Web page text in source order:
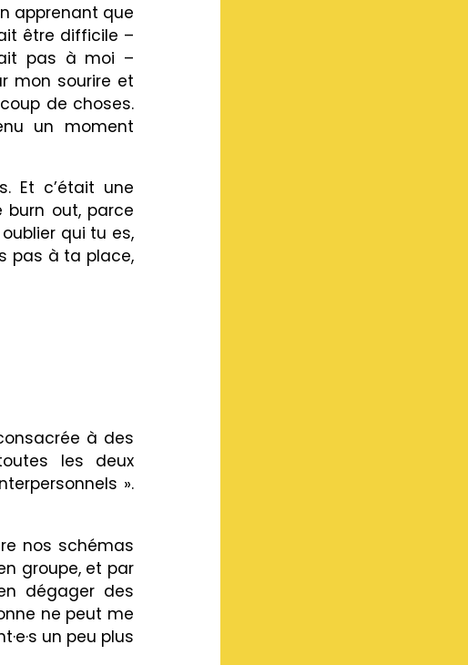
apprenant que
être difficile –
pas à moi –
mon sourire et
de choses.
un moment
Et c’était une
burn out, parce
qui tu es,
pas à ta place,
à des
les deux
».
nos schémas
groupe, et par
dégager des
ne peut me
un peu plus